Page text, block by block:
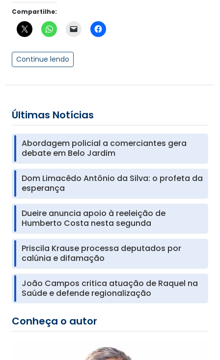
Compartilhe:
Continue lendo
Últimas Notícias
Abordagem policial a comerciantes gera
debate em Belo Jardim
Dom Limacêdo Antônio da Silva: o profeta da
esperança
Dueire anuncia apoio à reeleição de
Humberto Costa nesta segunda
Priscila Krause processa deputados por
calúnia e difamação
João Campos critica atuação de Raquel na
Saúde e defende regionalização
Conheça o autor